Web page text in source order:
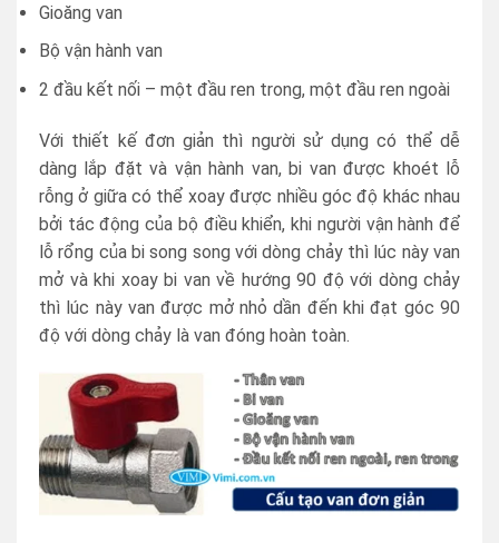
Gioăng van
Bộ vận hành van
2 đầu kết nối – một đầu ren trong, một đầu ren ngoài
Với thiết kế đơn giản thì người sử dụng có thể dễ
dàng lắp đặt và vận hành van, bi van được khoét lỗ
rỗng ở giữa có thể xoay được nhiều góc độ khác nhau
bởi tác động của bộ điều khiển, khi người vận hành để
lỗ rổng của bi song song với dòng chảy thì lúc này van
mở và khi xoay bi van về hướng 90 độ với dòng chảy
thì lúc này van được mở nhỏ dần đến khi đạt góc 90
độ với dòng chảy là van đóng hoàn toàn.